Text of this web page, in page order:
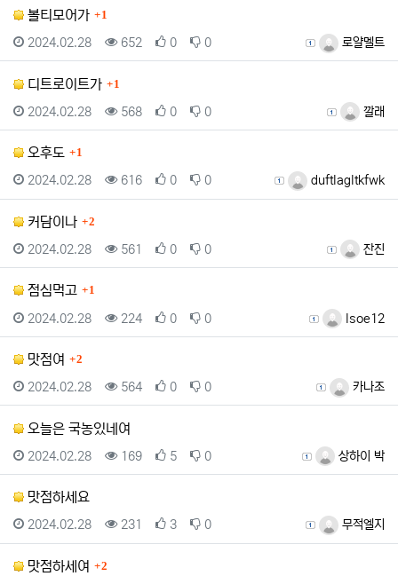
볼티모어가 댓글
1
등록자 로얄멜트
등록일
2024.02.28 조회
652 추천
0 비추천
0
디트로이트가 댓글
1
등록자 깔래
등록일
2024.02.28 조회
568 추천
0 비추천
0
오후도 댓글
1
등록자 duftlagltkfwk
등록일
2024.02.28 조회
616 추천
0 비추천
0
커담이나 댓글
2
등록자 잔진
등록일
2024.02.28 조회
561 추천
0 비추천
0
점심먹고 댓글
1
등록자 lsoe12
등록일
2024.02.28 조회
224 추천
0 비추천
0
맛점여 댓글
2
등록자 카나조
등록일
2024.02.28 조회
564 추천
0 비추천
0
오늘은 국농있네여
등록자 상하이 박
등록일
2024.02.28 조회
169 추천
5 비추천
0
맛점하세요
등록자 무적엘지
등록일
2024.02.28 조회
231 추천
3 비추천
0
맛점하세여 댓글
2